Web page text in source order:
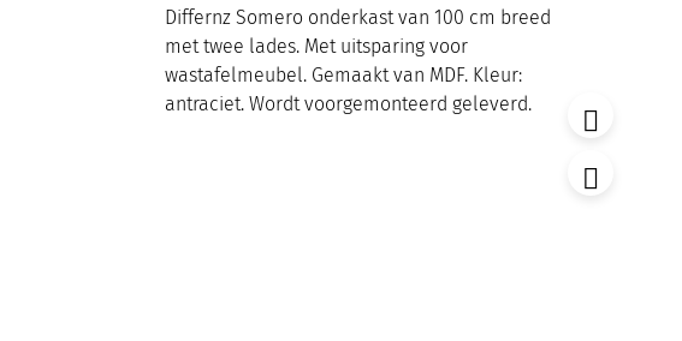
Differnz Somero onderkast van 100 cm breed
met twee lades. Met uitsparing voor
wastafelmeubel. Gemaakt van MDF. Kleur:
antraciet. Wordt voorgemonteerd geleverd.